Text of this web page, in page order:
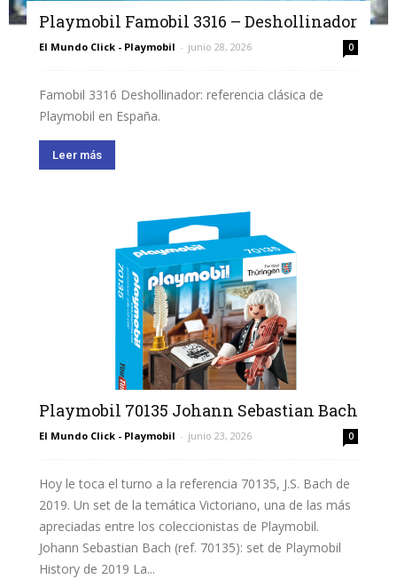
Playmobil Famobil 3316 – Deshollinador
El Mundo Click - Playmobil - junio 28, 2026 0
Famobil 3316 Deshollinador: referencia clásica de
Playmobil en España.
Leer más
Playmobil 70135 Johann Sebastian Bach
El Mundo Click - Playmobil - junio 23, 2026 0
Hoy le toca el turno a la referencia 70135, J.S. Bach de
2019. Un set de la temática Victoriano, una de las más
apreciadas entre los coleccionistas de Playmobil.
Johann Sebastian Bach (ref. 70135): set de Playmobil
History de 2019 La...